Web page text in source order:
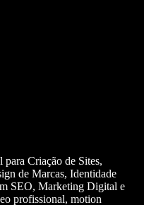
para Criação de Sites,
de Marcas, Identidade
SEO, Marketing Digital e
profissional, motion